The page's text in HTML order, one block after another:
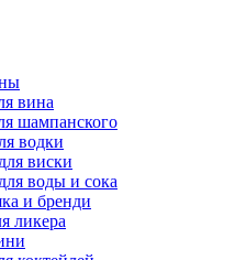
вина
шампанского
водки
виски
воды и сока
и бренди
ликера